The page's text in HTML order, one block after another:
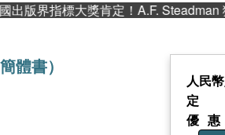
版界指標大獎肯定！A.F. Steadman 獲
體書）
人民
定
優